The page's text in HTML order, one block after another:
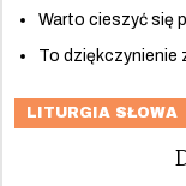
Warto cieszyć się
To dziękczynienie
LITURGIA SŁOWA